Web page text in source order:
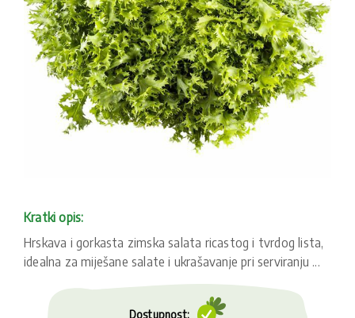
Kratki opis:
Hrskava i gorkasta zimska salata ricastog i tvrdog lista,
idealna za miješane salate i ukrašavanje pri serviranju ...
Dostupnost: